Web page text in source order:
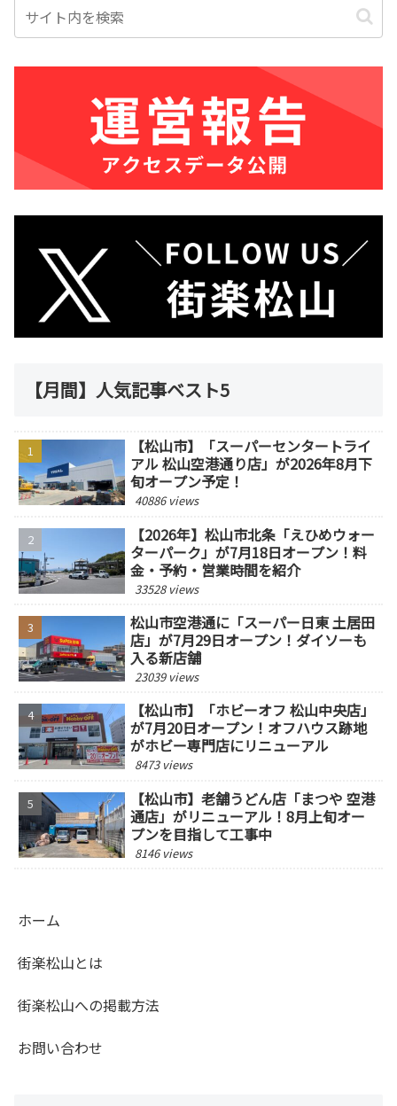
【月間】人気記事ベスト5
【松山市】「スーパーセンタートライ
アル 松山空港通り店」が2026年8月下
旬オープン予定！
40886 views
【2026年】松山市北条「えひめウォー
ターパーク」が7月18日オープン！料
金・予約・営業時間を紹介
33528 views
松山市空港通に「スーパー日東 土居田
店」が7月29日オープン！ダイソーも
入る新店舗
23039 views
【松山市】「ホビーオフ 松山中央店」
が7月20日オープン！オフハウス跡地
がホビー専門店にリニューアル
8473 views
【松山市】老舗うどん店「まつや 空港
通店」がリニューアル！8月上旬オー
プンを目指して工事中
8146 views
ホーム
街楽松山とは
街楽松山への掲載方法
お問い合わせ